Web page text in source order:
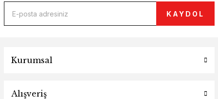
KAYDOL
Kurumsal
Alışveriş